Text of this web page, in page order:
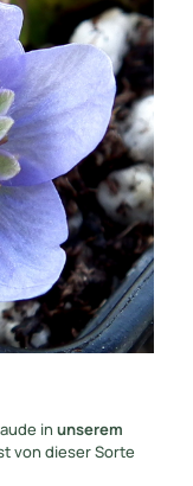
in unserem
von dieser Sorte